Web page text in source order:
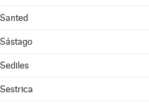
Santed
Sástago
Sediles
Sestrica